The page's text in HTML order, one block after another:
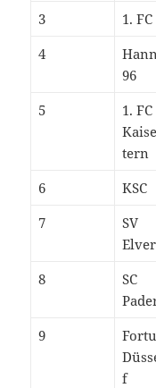
3 1.
4
96
5
1. FC
tern
6 KSC
7
SV
8
SC
9
f